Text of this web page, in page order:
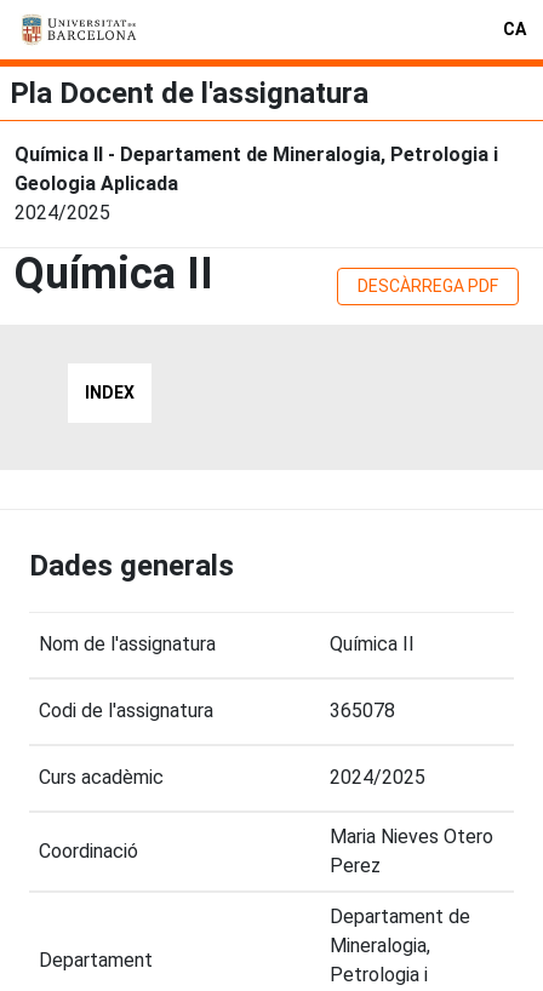
CA
Pla Docent de l'assignatura
Química II - Departament de Mineralogia, Petrologia i
Geologia Aplicada
2024/2025
Química II DESCÀRREGA PDF
INDEX
Dades generals
Nom de l'assignatura Química II
Codi de l'assignatura 365078
Curs acadèmic 2024/2025
Coordinació
Maria Nieves Otero
Perez
Departament
Departament de
Mineralogia,
Petrologia i